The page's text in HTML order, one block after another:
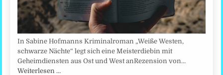
In Sabine Hofmanns Kriminalroman „Weiße Westen,
schwarze Nächte“ legt sich eine Meisterdiebin mit
Geheimdiensten aus Ost und West anRezension von…
Weiterlesen …